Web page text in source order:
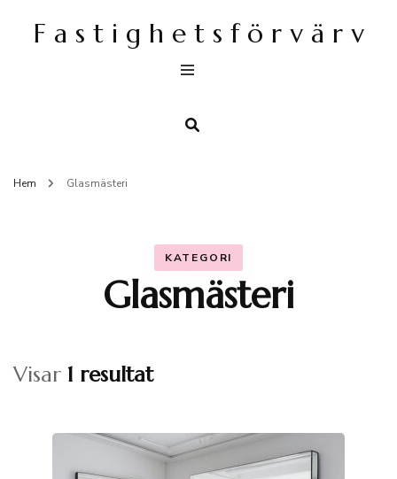
F a s t i g h e t s f ö r v ä r v
Hem Glasmästeri
KATEGORI
Glasmästeri
Visar 1 resultat